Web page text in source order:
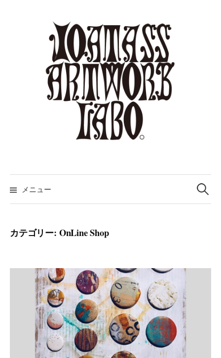
メニュー
検
索:
カテゴリー: OnLine Shop